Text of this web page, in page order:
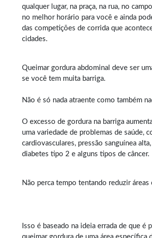
qualquer lugar, na praça, na rua, no
no melhor horário para você e ainda
das competições de corrida que
cidades.
Queimar gordura abdominal deve ser
se você tem muita barriga.
Não é só nada atraente como também
O excesso de gordura na barriga
uma variedade de problemas de saúde,
cardiovasculares, pressão sanguínea
diabetes tipo 2 e alguns tipos de câncer.
Não perca tempo tentando reduzir áreas
Isso é baseado na ideia errada de que é